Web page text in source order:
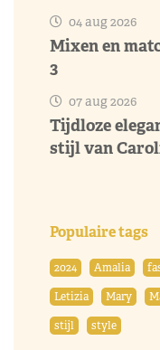
04 aug 2026
Mixen en
3
07 aug 2026
Tijdloze
stijl van
Populaire tags
2024 Amalia
Letizia
Mary
stijl
style